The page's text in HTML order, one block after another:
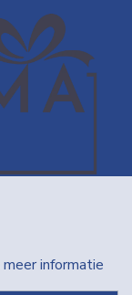
meer informatie